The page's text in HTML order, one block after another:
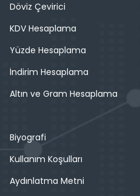
Döviz Çevirici
KDV Hesaplama
Yüzde Hesaplama
İndirim Hesaplama
Altın ve Gram Hesaplama
Biyografi
Kullanım Koşulları
Aydınlatma Metni